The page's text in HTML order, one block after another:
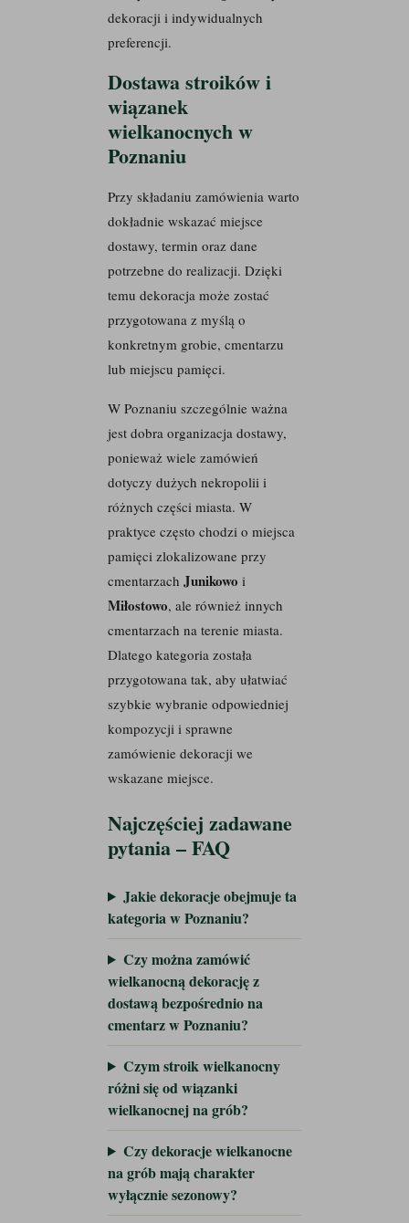
dekoracji i indywidualnych
preferencji.
Dostawa stroików i
wiązanek
wielkanocnych w
Poznaniu
Przy składaniu zamówienia warto
dokładnie wskazać miejsce
dostawy, termin oraz dane
potrzebne do realizacji. Dzięki
temu dekoracja może zostać
przygotowana z myślą o
konkretnym grobie, cmentarzu
lub miejscu pamięci.
W Poznaniu szczególnie ważna
jest dobra organizacja dostawy,
ponieważ wiele zamówień
dotyczy dużych nekropolii i
różnych części miasta. W
praktyce często chodzi o miejsca
pamięci zlokalizowane przy
cmentarzach Junikowo i
Miłostowo, ale również innych
cmentarzach na terenie miasta.
Dlatego kategoria została
przygotowana tak, aby ułatwiać
szybkie wybranie odpowiedniej
kompozycji i sprawne
zamówienie dekoracji we
wskazane miejsce.
Najczęściej zadawane
pytania – FAQ
Jakie dekoracje obejmuje ta
kategoria w Poznaniu?
Czy można zamówić
wielkanocną dekorację z
dostawą bezpośrednio na
cmentarz w Poznaniu?
Czym stroik wielkanocny
różni się od wiązanki
wielkanocnej na grób?
Czy dekoracje wielkanocne
na grób mają charakter
wyłącznie sezonowy?